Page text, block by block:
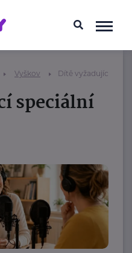
Vyškov Dítě vyžadující
speciální